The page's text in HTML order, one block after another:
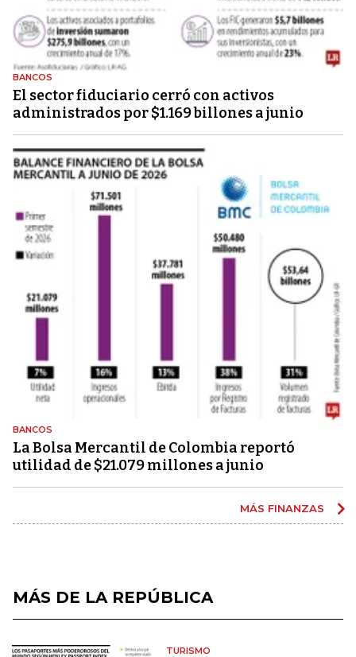
BANCOS
El sector fiduciario cerró con activos
administrados por $1.169 billones a junio
BANCOS
La Bolsa Mercantil de Colombia reportó
utilidad de $21.079 millones a junio
MÁS FINANZAS
MÁS DE LA REPÚBLICA
TURISMO